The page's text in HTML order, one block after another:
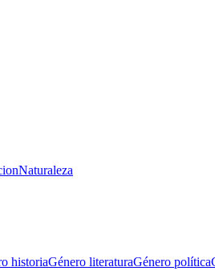
Naturaleza
historiaGénero literaturaGénero política